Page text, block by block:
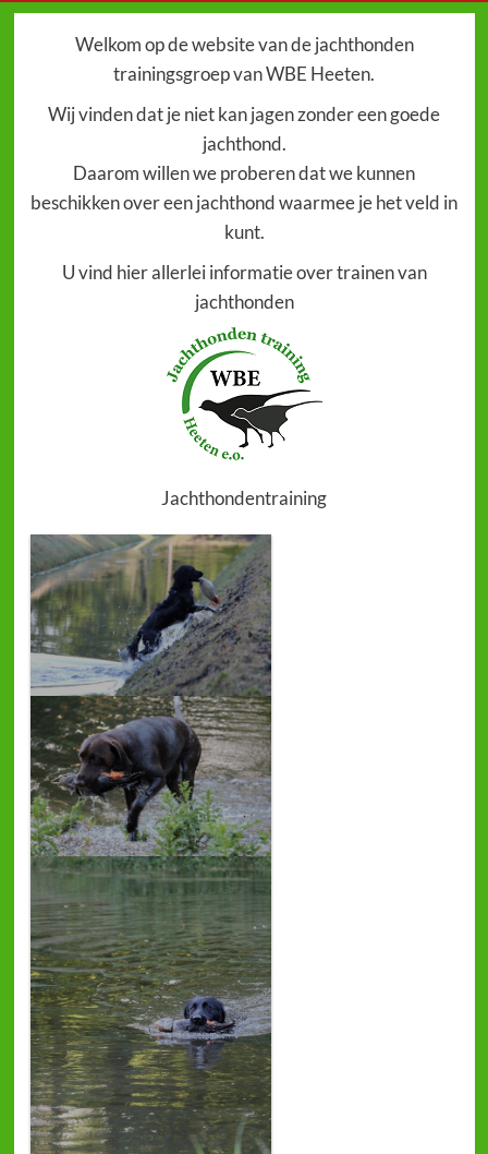
Welkom op de website van de jachthonden
trainingsgroep van WBE Heeten.
Wij vinden dat je niet kan jagen zonder een goede
jachthond.
Daarom willen we proberen dat we kunnen
beschikken over een jachthond waarmee je het veld in
kunt.
U vind hier allerlei informatie over trainen van
jachthonden
Jachthondentraining